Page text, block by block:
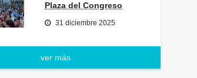
Plaza del Congreso
31 diciembre 2025
ver más